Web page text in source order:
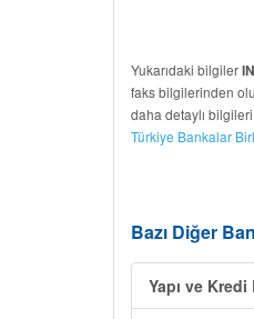
Yukarıdaki bilgiler
faks bilgilerinden
daha detaylı
Türkiye Bankalar
Bazı Diğer
Yapı ve